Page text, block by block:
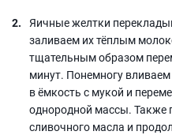
Яичные желтки
заливаем их тёплым
тщательным образом
минут. Понемногу
в ёмкость с мукой и
однородной массы. Также
сливочного масла и